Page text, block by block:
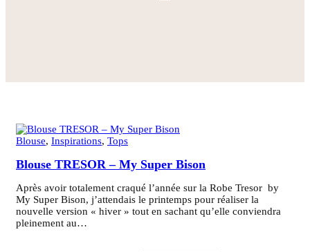
Blouse, Inspirations, Tops
Blouse TRESOR – My Super Bison
Après avoir totalement craqué l’année sur la Robe Tresor by
My Super Bison, j’attendais le printemps pour réaliser la
nouvelle version « hiver » tout en sachant qu’elle conviendra
pleinement au…